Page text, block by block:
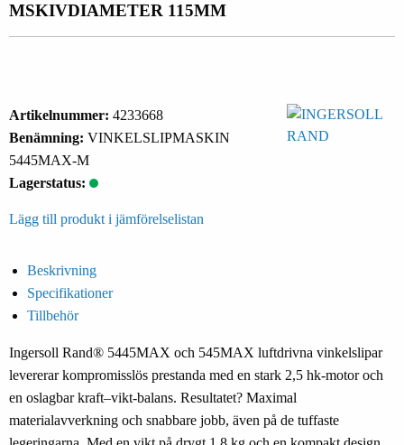
MSKIVDIAMETER 115MM
Artikelnummer: 4233668
Benämning: VINKELSLIPMASKIN
5445MAX-M
Lagerstatus:
Lägg till produkt i jämförelselistan
Beskrivning
Specifikationer
Tillbehör
Ingersoll Rand® 5445MAX och 545MAX luftdrivna vinkelslipar
levererar kompromisslös prestanda med en stark 2,5 hk-motor och
en oslagbar kraft–vikt-balans. Resultatet? Maximal
materialavverkning och snabbare jobb, även på de tuffaste